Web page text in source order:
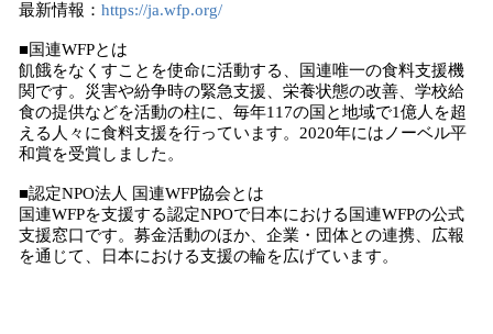
最新情報： https://ja.wfp.org/
■国連WFPとは
飢餓をなくすことを使命に活動する、国連唯一の食料支援機
関です。災害や紛争時の緊急支援、栄養状態の改善、学校給
食の提供などを活動の柱に、毎年117の国と地域で1億人を超
える人々に食料支援を行っています。2020年にはノーベル平
和賞を受賞しました。
■認定NPO法人 国連WFP協会とは
国連WFPを支援する認定NPOで日本における国連WFPの公式
支援窓口です。募金活動のほか、企業・団体との連携、広報
を通じて、日本における支援の輪を広げています。